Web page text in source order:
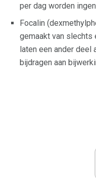
per dag worden
Focalin
gemaakt van slechts
laten een ander deel
bijdragen aan